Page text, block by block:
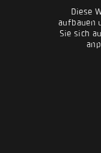
Diese
aufbauen
Sie sich